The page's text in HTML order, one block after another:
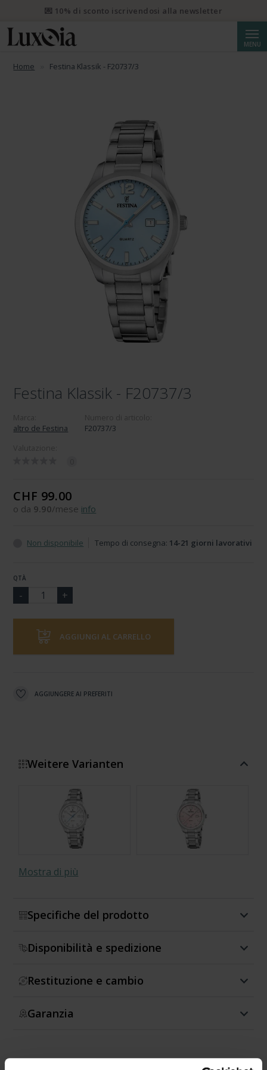
MENU
Home Festina Klassik - F20737/3
Festina Klassik - F20737/3
altro de Festina
F20737/3
CHF 99.00
o da 9.90/mese info
Non disponibile Tempo di consegna: 14-21 giorni lavorativi
QTÀ
AGGIUNGI AL CARRELLO
AGGIUNGERE AI PREFERITI
Weitere Varianten
Mostra di più
Specifiche del prodotto
Disponibilità e spedizione
Restituzione e cambio
Garanzia